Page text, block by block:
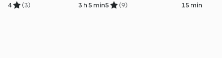
4 (3) 3 h 5 min5 (9) 15 min